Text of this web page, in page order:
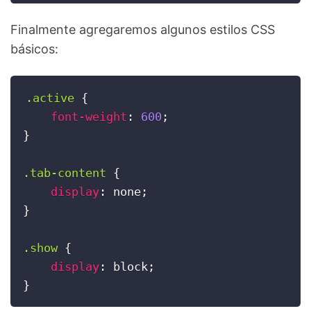
Finalmente agregaremos algunos estilos CSS
básicos:
.active {
font-weight : 600 ;
}
.tab-content {
display : none ;
}
.show {
display : block ;
}